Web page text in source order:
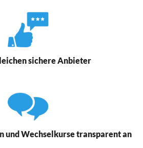
sichere Anbieter
und Wechselkurse transparent an